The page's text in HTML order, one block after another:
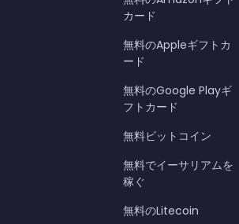
カード
無料のAppleギフトカ
ード
無料のGoogle Playギ
フトカード
無料ビットコイン
無料でイーサリアムを
稼ぐ
無料のLitecoin